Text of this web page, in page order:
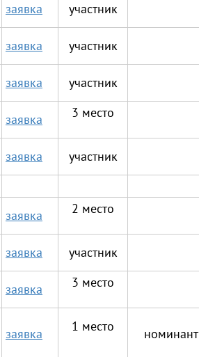
заявка участник
заявка участник
заявка участник
заявка 3 место
заявка
участник
заявка 2 место
заявка участник
заявка 3 место
заявка 1 место номинант